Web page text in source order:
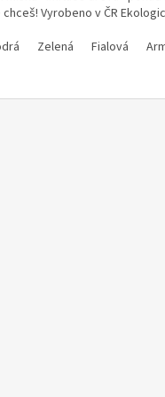
Vyrobeno v ČR
Zelená Fialová